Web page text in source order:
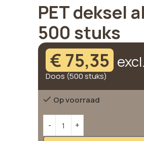
PET deksel
500 stuks
€ 75,35
Doos (500 stuks)
Op voorraad